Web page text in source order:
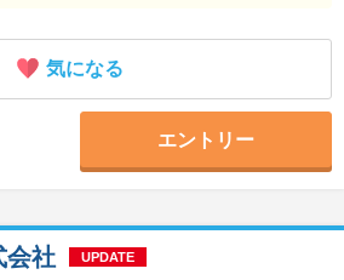
気になる
エントリー
会社 UPDATE